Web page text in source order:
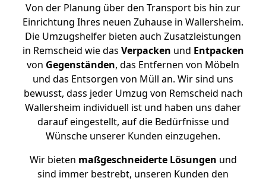
Von der Planung über den Transport bis hin zur
Einrichtung Ihres neuen Zuhause in Wallersheim.
Die Umzugshelfer bieten auch Zusatzleistungen
in Remscheid wie das Verpacken und Entpacken
von Gegenständen, das Entfernen von Möbeln
und das Entsorgen von Müll an. Wir sind uns
bewusst, dass jeder Umzug von Remscheid nach
Wallersheim individuell ist und haben uns daher
darauf eingestellt, auf die Bedürfnisse und
Wünsche unserer Kunden einzugehen.
Wir bieten maßgeschneiderte Lösungen und
sind immer bestrebt, unseren Kunden den